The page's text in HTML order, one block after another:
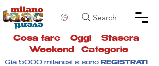
Search
Cosa fare Oggi Stasera
Weekend
Categorie
Già 5000 milanesi si sono REGISTRATI